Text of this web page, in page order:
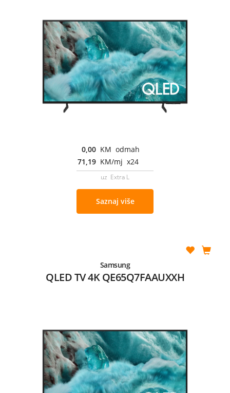
0,00 KM odmah
71,19 KM/mj x24
uz Extra L
Saznaj više
Samsung
QLED TV 4K QE65Q7FAAUXXH